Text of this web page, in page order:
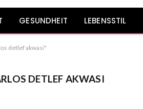
GESUNDHEIT LEBENSSTIL
detlef akwasi"
DETLEF AKWASI